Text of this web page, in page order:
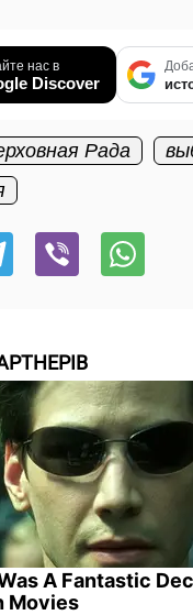
нас в
Discover
Рада
A Fantastic
Movies